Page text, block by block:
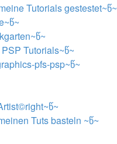
Tutorials gestestet~წ~
Tutorials~წ~
pfs-psp~წ~
Tuts basteln ~წ~